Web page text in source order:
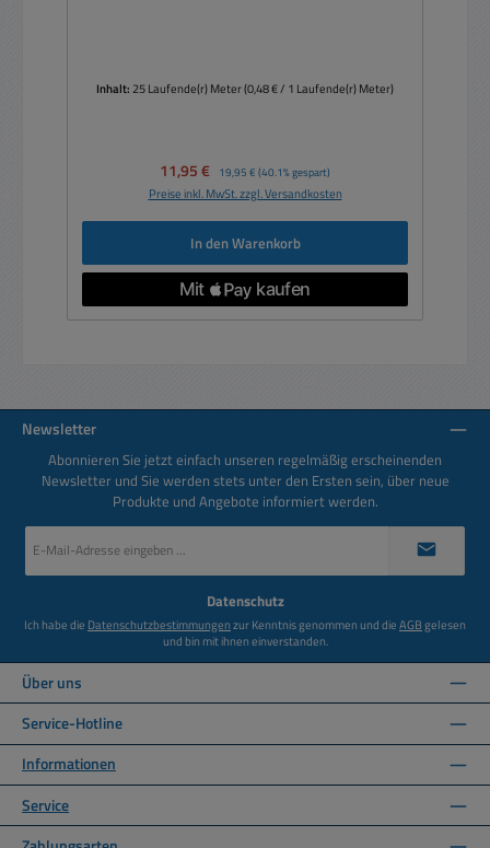
Inhalt:25 Laufende(r) Meter(0,48 € / 1 Laufende(r) Meter)
Verkaufspreis:
11,95 € Regulärer Preis:
19,95 € (40.1% gespart)
Preise inkl. MwSt. zzgl. Versandkosten
In den Warenkorb
Newsletter
Abonnieren Sie jetzt einfach unseren regelmäßig erscheinenden
Newsletter und Sie werden stets unter den Ersten sein, über neue
Produkte und Angebote informiert werden.
Mail-
Datenschutz
Ich habe die Datenschutzbestimmungenzur Kenntnis genommen und dieAGBgelesen
und bin mit ihnen einverstanden.
Über uns
Service-Hotline
Informationen
Service